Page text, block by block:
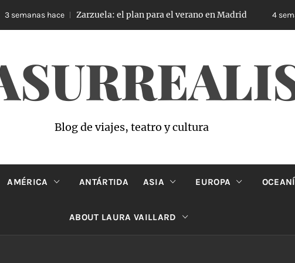
hace Zarzuela: el plan para el verano en Madrid 4
Blog de viajes, teatro y cultura
AMÉRICA ANTÁRTIDA ASIA EUROPA
ABOUT LAURA VAILLARD